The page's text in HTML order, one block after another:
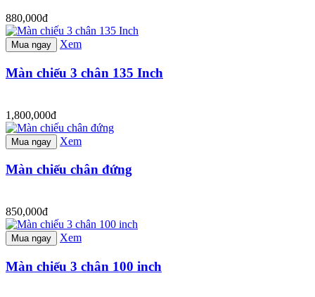
880,000đ
Mua ngay Xem
Màn chiếu 3 chân 135 Inch
1,800,000đ
Mua ngay Xem
Màn chiếu chân đứng
850,000đ
Mua ngay Xem
Màn chiếu 3 chân 100 inch